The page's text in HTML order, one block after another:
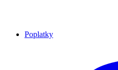
Poplatky